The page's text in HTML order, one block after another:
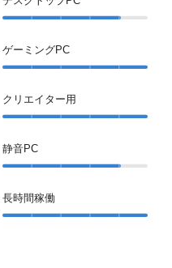
ゲーミングPC
クリエイター用
静音PC
長時間稼働